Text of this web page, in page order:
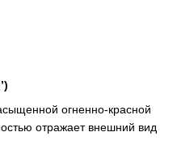
огненно-красной
отражает внешний вид